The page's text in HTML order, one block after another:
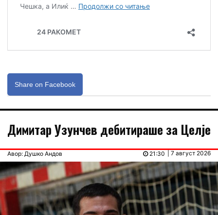
Share on Facebook
Димитар Узунчев дебитираше за Целје
Авор: Душко Андов | 7 август 2026
21:30